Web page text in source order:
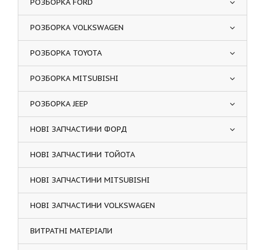
РОЗБОРКА VOLKSWAGEN
РОЗБОРКА TOYOTA
РОЗБОРКА MITSUBISHI
РОЗБОРКА JEEP
НОВІ ЗАПЧАСТИНИ ФОРД
НОВІ ЗАПЧАСТИНИ ТОЙОТА
НОВІ ЗАПЧАСТИНИ MITSUBISHI
НОВІ ЗАПЧАСТИНИ VOLKSWAGEN
ВИТРАТНІ МАТЕРІАЛИ